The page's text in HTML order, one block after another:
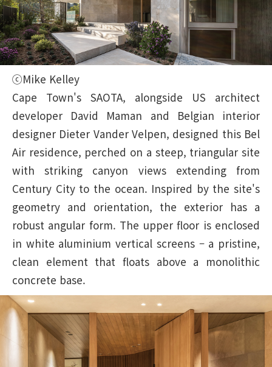
ⓒMike Kelley
Cape Town's SAOTA, alongside US architect
developer David Maman and Belgian interior
designer Dieter Vander Velpen, designed this Bel
Air residence, perched on a steep, triangular site
with striking canyon views extending from
Century City to the ocean. Inspired by the site's
geometry and orientation, the exterior has a
robust angular form. The upper floor is enclosed
in white aluminium vertical screens – a pristine,
clean element that floats above a monolithic
concrete base.